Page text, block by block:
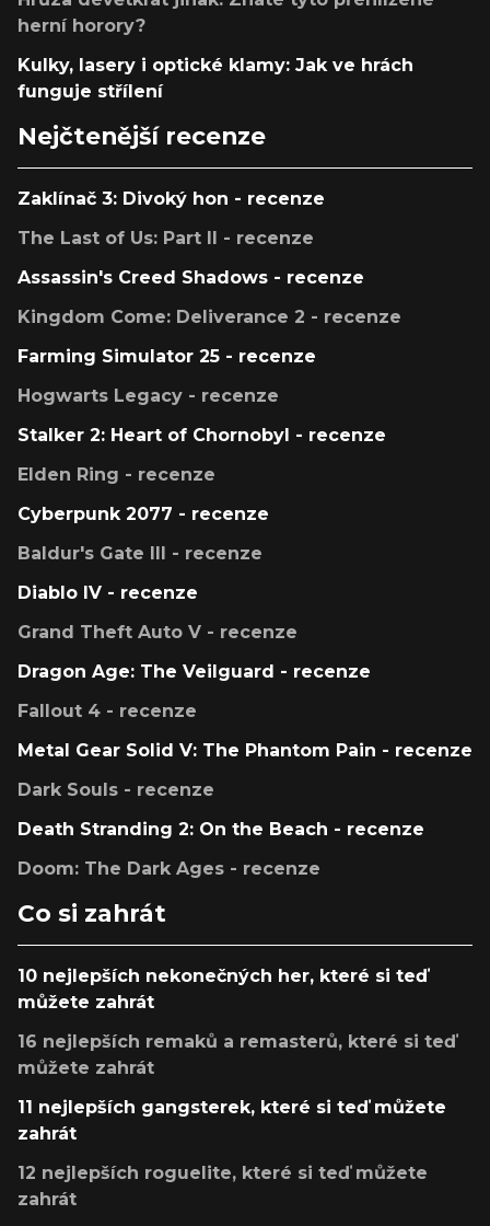
herní horory?
Kulky, lasery i optické klamy: Jak ve hrách
funguje střílení
Nejčtenější recenze
Zaklínač 3: Divoký hon - recenze
The Last of Us: Part II - recenze
Assassin's Creed Shadows - recenze
Kingdom Come: Deliverance 2 - recenze
Farming Simulator 25 - recenze
Hogwarts Legacy - recenze
Stalker 2: Heart of Chornobyl - recenze
Elden Ring - recenze
Cyberpunk 2077 - recenze
Baldur's Gate III - recenze
Diablo IV - recenze
Grand Theft Auto V - recenze
Dragon Age: The Veilguard - recenze
Fallout 4 - recenze
Metal Gear Solid V: The Phantom Pain - recenze
Dark Souls - recenze
Death Stranding 2: On the Beach - recenze
Doom: The Dark Ages - recenze
Co si zahrát
10 nejlepších nekonečných her, které si teď
můžete zahrát
16 nejlepších remaků a remasterů, které si teď
můžete zahrát
11 nejlepších gangsterek, které si teď můžete
zahrát
12 nejlepších roguelite, které si teď můžete
zahrát